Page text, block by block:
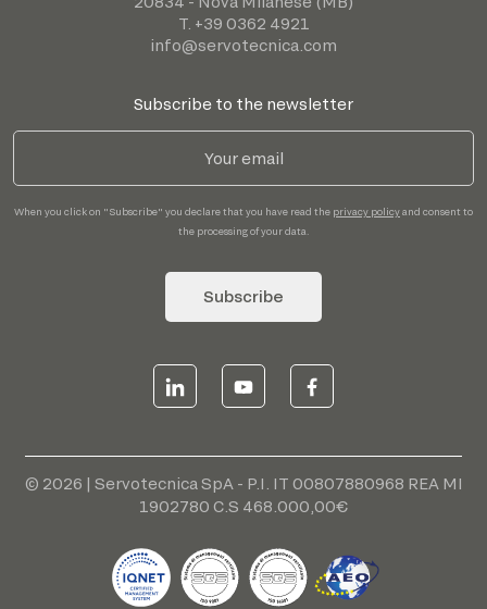
T. +39 0362 4921
info@servotecnica.com
Subscribe to the newsletter
When you click on "Subscribe" you declare that you have read the privacy policyand consent to
the processing of your data.
Subscribe
© 2026 | Servotecnica SpA - P.I. IT 00807880968 REA MI
1902780 C.S 468.000,00€